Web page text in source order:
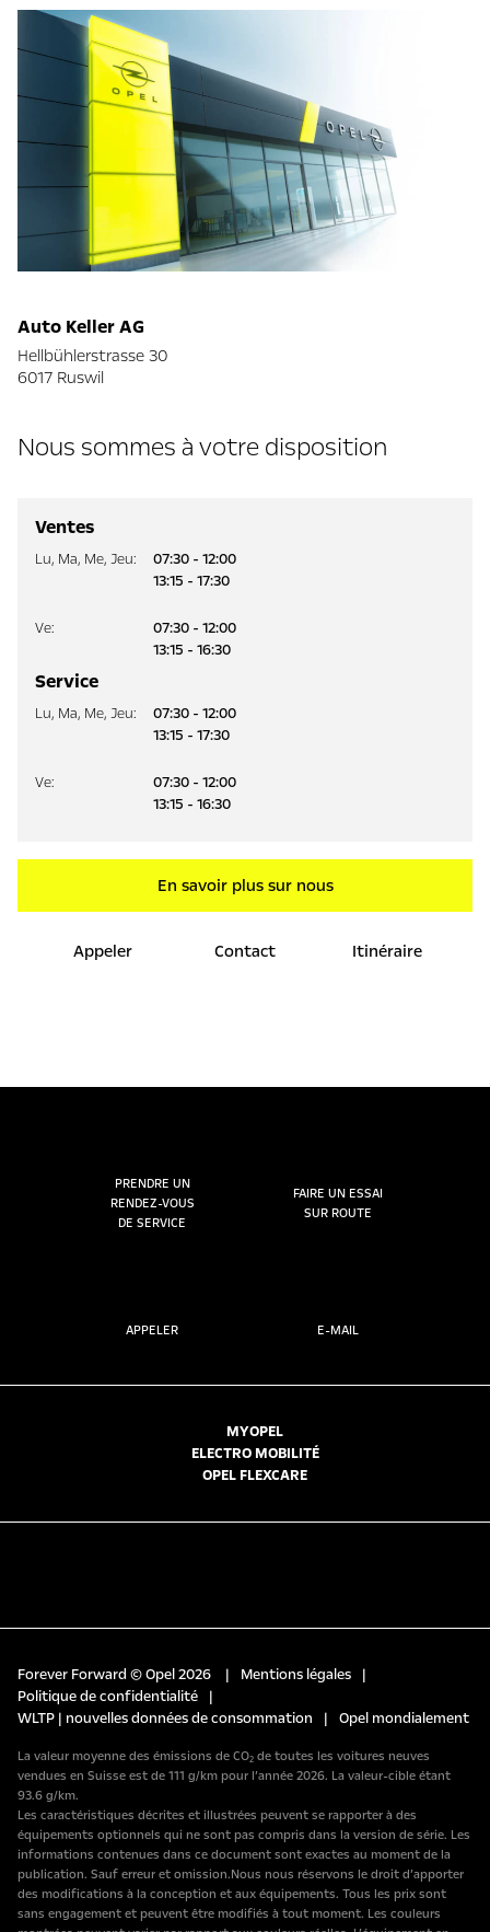
Auto Keller AG
Hellbühlerstrasse 30
6017 Ruswil
Nous sommes à votre disposition
Ventes
Lu, Ma, Me, Jeu:
07:30 - 12:00
13:15 - 17:30
Ve:
07:30 - 12:00
13:15 - 16:30
Service
Lu, Ma, Me, Jeu:
07:30 - 12:00
13:15 - 17:30
Ve:
07:30 - 12:00
13:15 - 16:30
En savoir plus sur nous
Appeler Contact Itinéraire
PRENDRE UN
RENDEZ-VOUS
DE SERVICE
FAIRE UN ESSAI
SUR ROUTE
APPELER E-MAIL
MYOPEL
ELECTRO MOBILITÉ
OPEL FLEXCARE
Forever Forward © Opel 2026 | Mentions légales
|
Politique de confidentialité
|
WLTP | nouvelles données de consommation
| Opel mondialement
La valeur moyenne des émissions de CO₂ de toutes les voitures neuves
vendues en Suisse est de 111 g/km pour l’année 2026. La valeur-cible étant
93.6 g/km.
Les caractéristiques décrites et illustrées peuvent se rapporter à des
équipements optionnels qui ne sont pas compris dans la version de série. Les
informations contenues dans ce document sont exactes au moment de la
publication. Sauf erreur et omission.Nous nous réservons le droit d’apporter
des modifications à la conception et aux équipements. Tous les prix sont
sans engagement et peuvent être modifiés à tout moment. Les couleurs